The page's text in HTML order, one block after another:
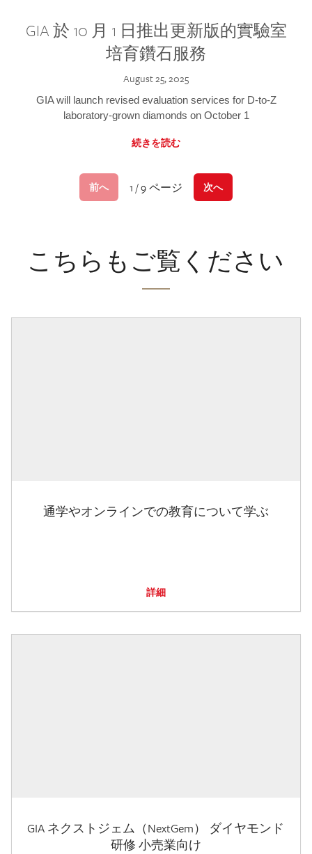
GIA 於 10 月 1 日推出更新版的實驗室
培育鑽石服務
August 25, 2025
GIA will launch revised evaluation services for D-to-Z
laboratory-grown diamonds on October 1
続きを読む
前へ 1 / 9 ページ 次へ
こちらもご覧ください
通学やオンラインでの教育について学ぶ
詳細
GIA ネクストジェム（NextGem） ダイヤモンド
研修 小売業向け